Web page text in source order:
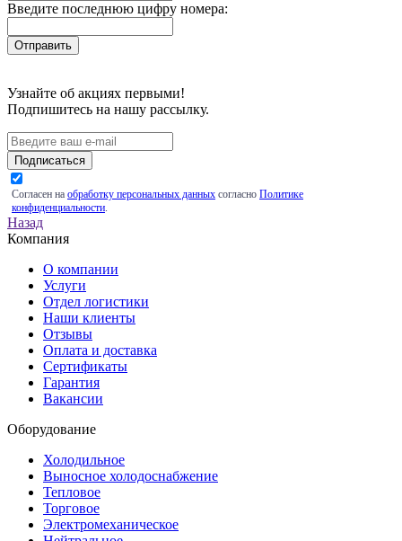
Введите последнюю цифру номера:
Узнайте об акциях первыми!
Подпишитесь на нашу рассылку.
Подписаться
Согласен на обработку персональных данных согласно Политике
конфиденциальности.
Назад
Компания
О компании
Услуги
Отдел логистики
Наши клиенты
Отзывы
Оплата и доставка
Сертификаты
Гарантия
Вакансии
Оборудование
Холодильное
Выносное холодоснабжение
Тепловое
Торговое
Электромеханическое